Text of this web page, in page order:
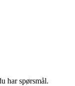
har spørsmål.